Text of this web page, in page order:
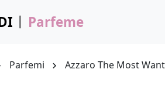
Parfeme
Parfemi Azzaro The Most